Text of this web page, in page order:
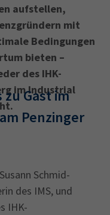
Log-in
aufstellen,
mit
Bedingungen
bieten –
des IHK-
im Industrial
zu Gast im
Penzinger
Schmid-
des IMS, und
IHK-